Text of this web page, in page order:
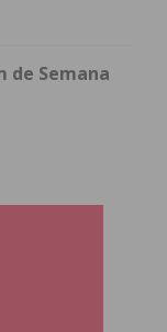
de Semana